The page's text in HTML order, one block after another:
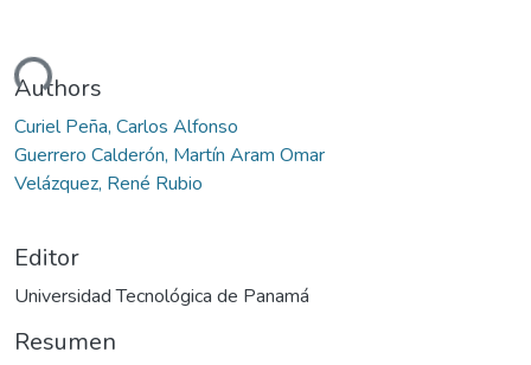
Authors
Curiel Peña, Carlos Alfonso
Guerrero Calderón, Martín Aram Omar
Velázquez, René Rubio
Editor
Universidad Tecnológica de Panamá
Resumen